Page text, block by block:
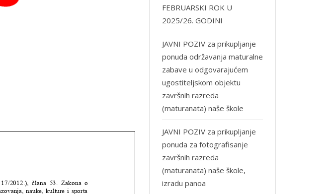
FEBRUARSKI ROK U
2025/26. GODINI
JAVNI POZIV za prikupljanje
ponuda održavanja maturalne
zabave u odgovarajućem
ugostiteljskom objektu
završnih razreda
(maturanata) naše škole
JAVNI POZIV za prikupljanje
ponuda za fotografisanje
završnih razreda
(maturanata) naše škole,
izradu panoa